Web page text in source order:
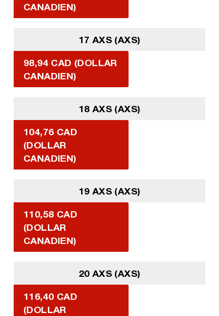
CANADIEN)
17 AXS (AXS)
98,94 CAD (DOLLAR
CANADIEN)
18 AXS (AXS)
104,76 CAD
(DOLLAR
CANADIEN)
19 AXS (AXS)
110,58 CAD
(DOLLAR
CANADIEN)
20 AXS (AXS)
116,40 CAD
(DOLLAR